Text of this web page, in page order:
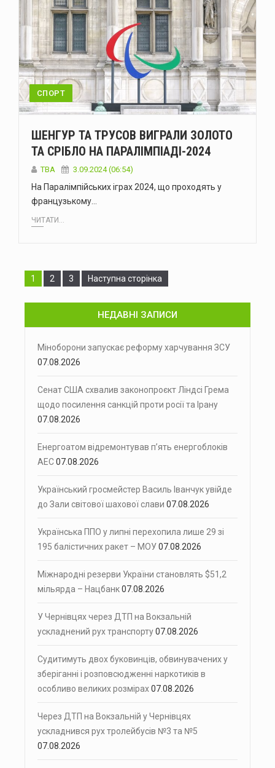
СПОРТ
ШЕНГУР ТА ТРУСОВ ВИГРАЛИ ЗОЛОТО
ТА СРІБЛО НА ПАРАЛІМПІАДІ-2024
ТВА 3.09.2024 (06:54)
На Паралімпійських іграх 2024, що проходять у
французькому…
ЧИТАТИ...
Сторінка
1 Сторінка
2 Сторінка
3 Наступна сторінка
НЕДАВНІ ЗАПИСИ
Міноборони запускає реформу харчування ЗСУ
07.08.2026
Сенат США схвалив законопроєкт Ліндсі Грема
щодо посилення санкцій проти росії та Ірану
07.08.2026
Енергоатом відремонтував п’ять енергоблоків
АЕС07.08.2026
Український гросмейстер Василь Іванчук увійде
до Зали світової шахової слави 07.08.2026
Українська ППО у липні перехопила лише 29 зі
195 балістичних ракет – МОУ07.08.2026
Міжнародні резерви України становлять $51,2
мільярда – Нацбанк07.08.2026
У Чернівцях через ДТП на Вокзальній
ускладнений рух транспорту07.08.2026
Судитимуть двох буковинців, обвинувачених у
зберіганні і розповсюдженні наркотиків в
особливо великих розмірах07.08.2026
Через ДТП на Вокзальній у Чернівцях
ускладнився рух тролейбусів №3 та №5
07.08.2026